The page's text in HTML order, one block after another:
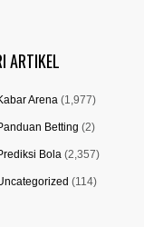
ARTIKEL
Arena (1,977)
Betting (2)
Bola (2,357)
(114)